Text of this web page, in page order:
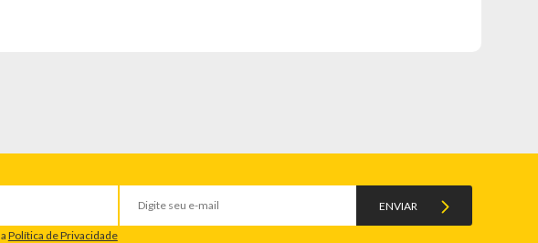
seu quarto mais organizado, bonito e prático!
ENVIAR
Política de Privacidade